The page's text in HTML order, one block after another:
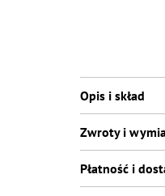
Opis i skład
Zwroty i
Płatność i